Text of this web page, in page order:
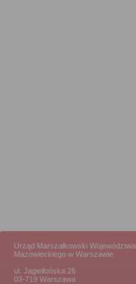
Urząd Marszałkowski Województwa
Mazowieckiego w Warszawie
ul. Jagiellońska 26
03-719 Warszawa